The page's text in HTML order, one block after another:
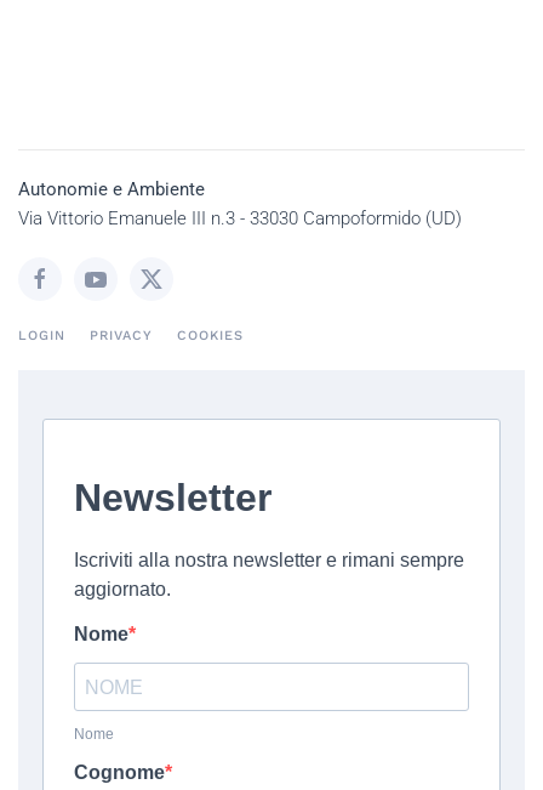
Autonomie e Ambiente
Via Vittorio Emanuele III n.3 - 33030 Campoformido (UD)
LOGIN PRIVACY COOKIES